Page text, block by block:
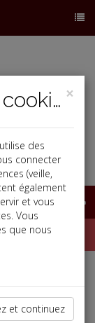
×
Politique relative aux cookies
des
connecter
(veille,
également
et vous
Vous
que nous
et continuez